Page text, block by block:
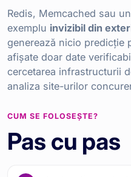
Redis, Memcached sau
exemplu invizibil din
generează nicio predicție
afișate doar date
cercetarea infrastructurii
analiza site-urilor
CUM SE FOLOSEȘTE?
Pas cu pas